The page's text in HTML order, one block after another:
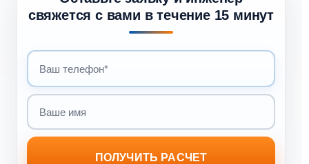
свяжется с вами в течение 15 минут
ПОЛУЧИТЬ РАСЧЕТ